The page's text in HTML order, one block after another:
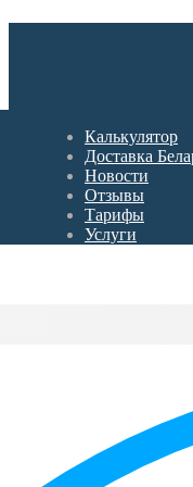
Калькулятор
Доставка
Новости
Отзывы
Тарифы
Услуги